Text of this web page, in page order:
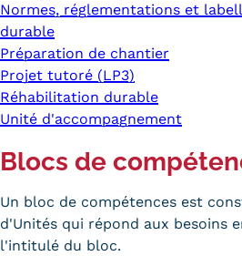
Normes, réglementations et
durable
Préparation de chantier
Projet tutoré (LP3)
Réhabilitation durable
Unité d'accompagnement
Blocs de
Un bloc de compétences est
d'Unités qui répond aux besoins
l'intitulé du bloc.